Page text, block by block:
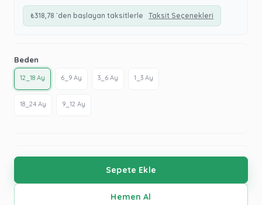
₺318,78 `den başlayan taksitlerle Taksit Seçenekleri
Beden
12_18 Ay 6_9 Ay 3_6 Ay 1_3 Ay
18_24 Ay 9_12 Ay